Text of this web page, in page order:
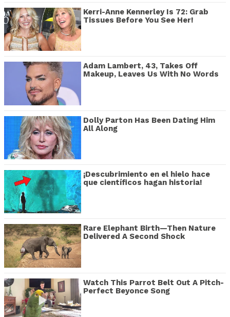
Kerri-Anne Kennerley Is 72: Grab
Tissues Before You See Her!
Adam Lambert, 43, Takes Off
Makeup, Leaves Us With No Words
Dolly Parton Has Been Dating Him
All Along
¡Descubrimiento en el hielo hace
que científicos hagan historia!
Rare Elephant Birth—Then Nature
Delivered A Second Shock
Watch This Parrot Belt Out A Pitch-
Perfect Beyonce Song